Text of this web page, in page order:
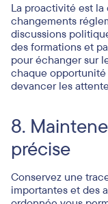
La proactivité est
changements
discussions
des formations et
pour échanger sur
chaque
devancer les
8.
précise
Conservez une
importantes et des